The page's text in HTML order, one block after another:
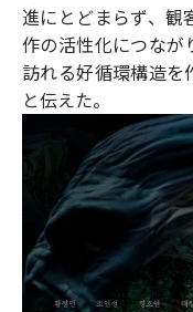
進にとどまらず、観
作の活性化につなが
訪れる好循環構造を
と伝えた。